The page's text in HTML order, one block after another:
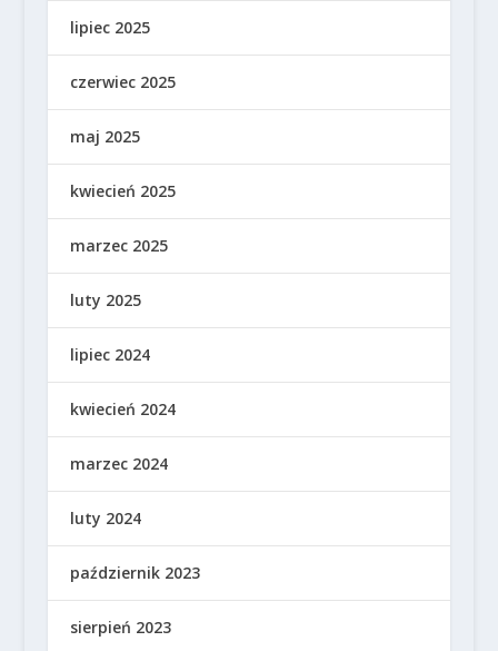
lipiec 2025
czerwiec 2025
maj 2025
kwiecień 2025
marzec 2025
luty 2025
lipiec 2024
kwiecień 2024
marzec 2024
luty 2024
październik 2023
sierpień 2023